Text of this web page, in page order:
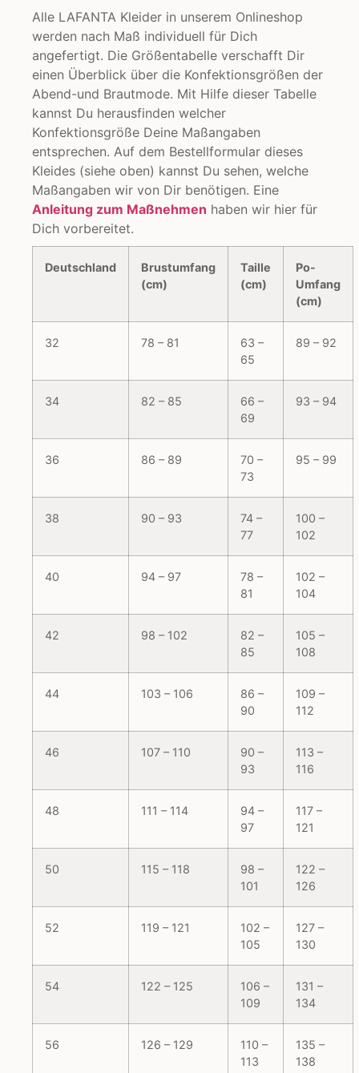
Alle LAFANTA Kleider in unserem Onlineshop
werden nach Maß individuell für Dich
angefertigt. Die Größentabelle verschafft Dir
einen Überblick über die Konfektionsgrößen der
Abend-und Brautmode. Mit Hilfe dieser Tabelle
kannst Du herausfinden welcher
Konfektionsgröße Deine Maßangaben
entsprechen. Auf dem Bestellformular dieses
Kleides (siehe oben) kannst Du sehen, welche
Maßangaben wir von Dir benötigen. Eine
Anleitung zum Maßnehmen haben wir hier für
Dich vorbereitet.
Deutschland
Brustumfang
(cm)
Taille
(cm)
Po-
Umfang
(cm)
32 78 – 81
63 –
65
89 – 92
34 82 – 85
66 –
69
93 – 94
36 86 – 89
70 –
73
95 – 99
38 90 – 93
74 –
77
100 –
102
40 94 – 97
78 –
81
102 –
104
42 98 – 102
82 –
85
105 –
108
44 103 – 106
86 –
90
109 –
112
46 107 – 110
90 –
93
113 –
116
48 111 – 114
94 –
97
117 –
121
50 115 – 118
98 –
101
122 –
126
52 119 – 121
102 –
105
127 –
130
54 122 – 125
106 –
109
131 –
134
56 126 – 129
110 –
113
135 –
138